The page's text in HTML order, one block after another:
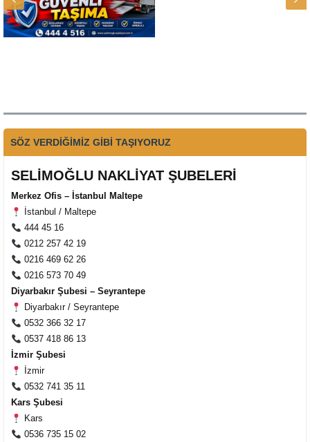
SÖZ VERDİĞİMİZ GİBİ TAŞIYORUZ
SELİMOĞLU NAKLİYAT ŞUBELERİ
Merkez Ofis – İstanbul Maltepe
İstanbul / Maltepe
444 45 16
0212 257 42 19
0216 469 62 26
0216 573 70 49
Diyarbakır Şubesi – Seyrantepe
Diyarbakır / Seyrantepe
0532 366 32 17
0537 418 86 13
İzmir Şubesi
İzmir
0532 741 35 11
Kars Şubesi
Kars
0536 735 15 02